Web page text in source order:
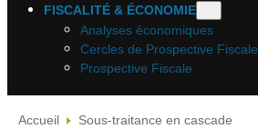
FISCALITÉ & ÉCONOMIE
Analyses économiques
Cercles de Prospective Fiscale
Prospective Fiscale
Accueil Sous-traitance en cascade